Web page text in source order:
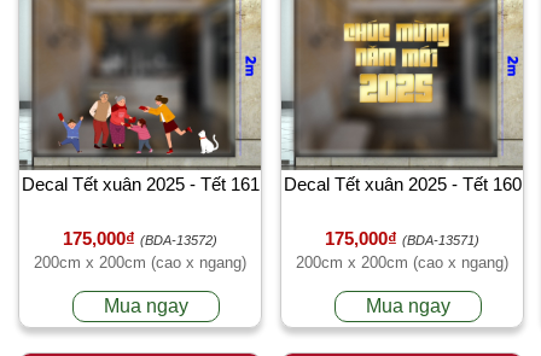
Decal Tết xuân 2025 - Tết 161
175,000₫ (BDA-13572)
200cm x 200cm (cao x ngang)
Mua ngay
Decal Tết xuân 2025 - Tết 160
175,000₫ (BDA-13571)
200cm x 200cm (cao x ngang)
Mua ngay